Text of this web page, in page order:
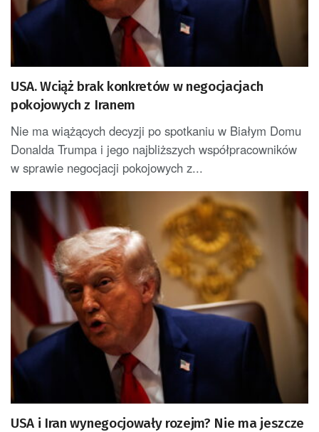
USA. Wciąż brak konkretów w negocjacjach
pokojowych z Iranem
Nie ma wiążących decyzji po spotkaniu w Białym Domu
Donalda Trumpa i jego najbliższych współpracowników
w sprawie negocjacji pokojowych z...
USA i Iran wynegocjowały rozejm? Nie ma jeszcze